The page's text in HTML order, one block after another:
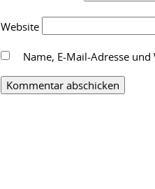
Website
Name, E-Mail-Adresse